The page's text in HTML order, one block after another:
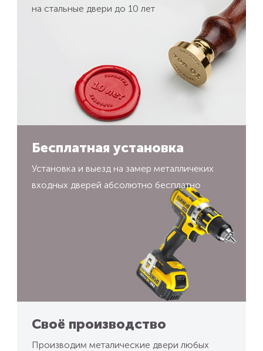
на стальные двери до 10 лет
Бесплатная установка
Установка и выезд на замер металличеких
входных дверей абсолютно бесплатно
Своё производство
Производим металические двери любых